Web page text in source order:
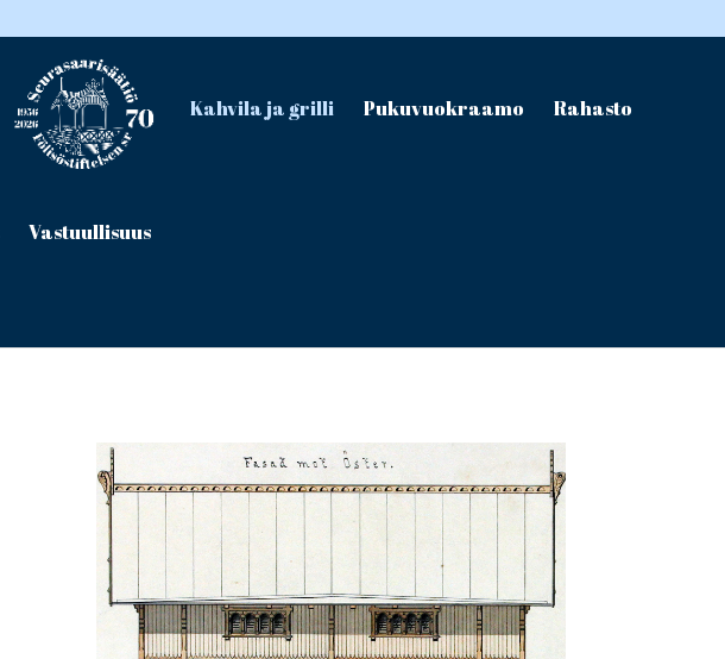
Kahvila ja grilli Pukuvuokraamo Rahasto
Vastuullisuus